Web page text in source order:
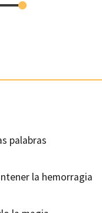
palabras
la hemorragia